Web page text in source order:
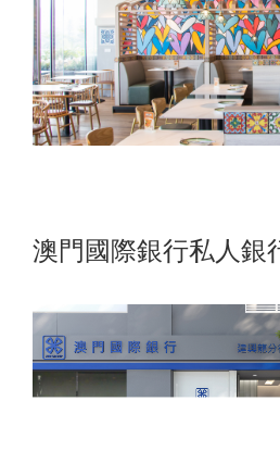
澳門國際銀行私人銀